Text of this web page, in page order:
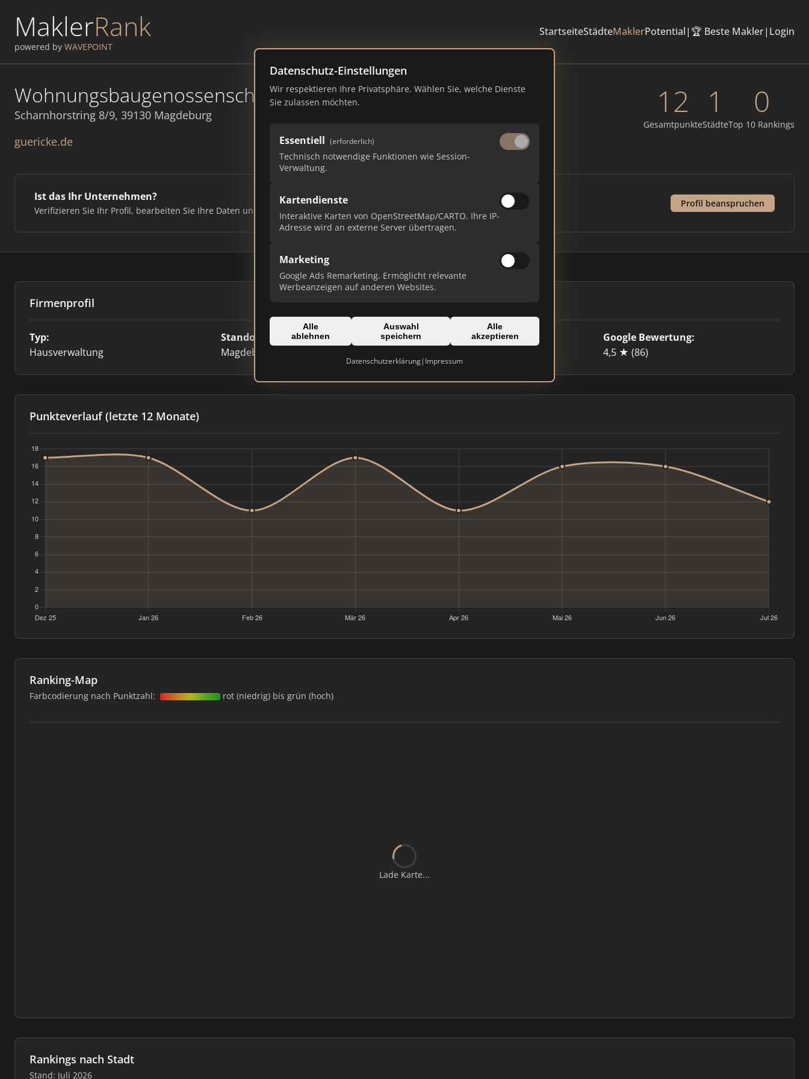
MaklerRank
powered by WAVEPOINT
StartseiteStädteMaklerPotential| 🏆 Beste Makler| Login
Datenschutz-Einstellungen
Wir respektieren Ihre Privatsphäre. Wählen Sie, welche Dienste
Sie zulassen möchten.
Essentiell (erforderlich)
Technisch notwendige Funktionen wie Session-
Verwaltung.
Kartendienste
Interaktive Karten von OpenStreetMap/CARTO. Ihre IP-
Adresse wird an externe Server übertragen.
Marketing
Google Ads Remarketing. Ermöglicht relevante
Werbeanzeigen auf anderen Websites.
Alle
ablehnen
Auswahl
speichern
Alle
akzeptieren
Datenschutzerklärung| Impressum
Wohnungsbaugenossenschaft Otto von Guericke eG
Scharnhorstring 8/9, 39130 Magdeburg
guericke.de
12
Gesamtpunkte
1
Städte
0
Top 10 Rankings
Ist das Ihr Unternehmen?
Verifizieren Sie Ihr Profil, bearbeiten Sie Ihre Daten und erhalten Sie monatliche Ranking-Updates.
Profil beanspruchen
Firmenprofil
Typ:
Hausverwaltung
Standort:
Magdeburg
Domain:
Google Bewertung:
4,5 ★ (86)
Punkteverlauf (letzte 12 Monate)
Ranking-Map
Farbcodierung nach Punktzahl: rot (niedrig) bis grün (hoch)
Lade Karte...
Rankings nach Stadt
Stand: Juli 2026